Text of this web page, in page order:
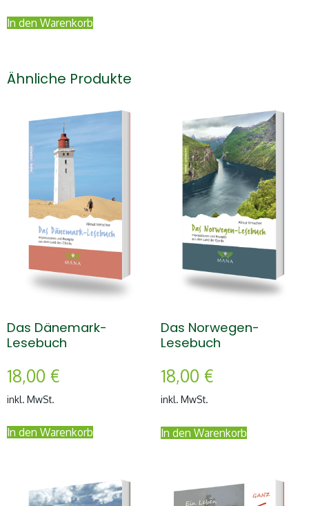
In den Warenkorb
Ähnliche Produkte
Das Dänemark-
Lesebuch
18,00 €
inkl. MwSt.
In den Warenkorb
Das Norwegen-
Lesebuch
18,00 €
inkl. MwSt.
In den Warenkorb